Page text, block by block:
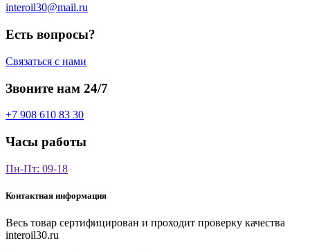
interoil30@mail.ru
Есть вопросы?
Связаться с нами
Звоните нам 24/7
+7 908 610 83 30
Часы работы
Пн-Пт: 09-18
Контактная информация
Весь товар сертифицирован и проходит проверку качества
interoil30.ru